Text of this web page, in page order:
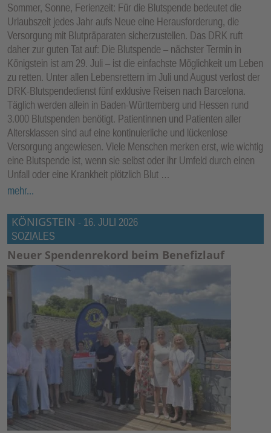
Sommer, Sonne, Ferienzeit: Für die Blutspende bedeutet die
Urlaubszeit jedes Jahr aufs Neue eine Herausforderung, die
Versorgung mit Blutpräparaten sicherzustellen. Das DRK ruft
daher zur guten Tat auf: Die Blutspende – nächster Termin in
Königstein ist am 29. Juli – ist die einfachste Möglichkeit um Leben
zu retten. Unter allen Lebensrettern im Juli und August verlost der
DRK-Blutspendedienst fünf exklusive Reisen nach Barcelona.
Täglich werden allein in Baden-Württemberg und Hessen rund
3.000 Blutspenden benötigt. Patientinnen und Patienten aller
Altersklassen sind auf eine kontinuierliche und lückenlose
Versorgung angewiesen. Viele Menschen merken erst, wie wichtig
eine Blutspende ist, wenn sie selbst oder ihr Umfeld durch einen
Unfall oder eine Krankheit plötzlich Blut …
mehr...
KÖNIGSTEIN - 16. JULI 2026
SOZIALES
Neuer Spendenrekord beim Benefizlauf